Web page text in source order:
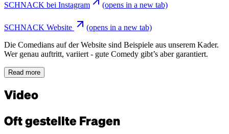
SCHNACK bei Instagram (opens in a new tab)
SCHNACK Website
(opens in a new tab)
Die Comedians auf der Website sind Beispiele aus unserem Kader.
Wer genau auftritt, variiert - gute Comedy gibt’s aber garantiert.
Read more
Video
Oft gestellte Fragen